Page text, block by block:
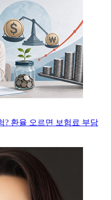
? 환율 오르면 보험료 부담